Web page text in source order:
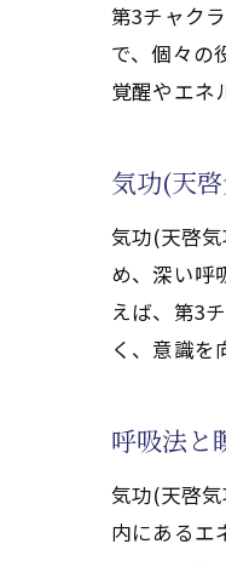
第3チャク
で、個々の
覚醒やエネ
気功(天
気功(天啓
め、深い呼
えば、第3
く、意識を
呼吸法と
気功(天啓
内にあるエ